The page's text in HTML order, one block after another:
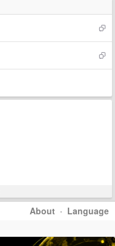
About · Language